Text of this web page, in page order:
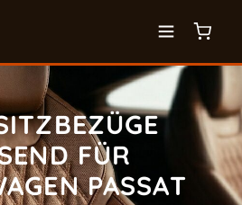
FÜR
PASSAT